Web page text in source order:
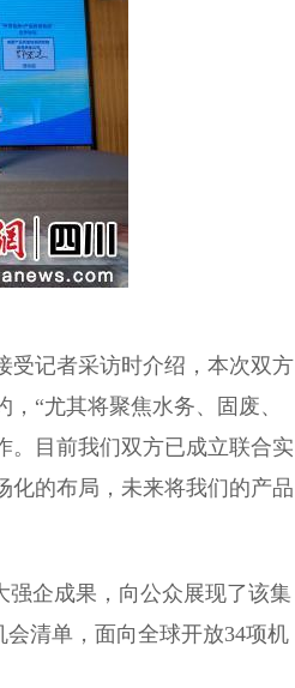
记者采访时介绍，本次双方
“尤其将聚焦水务、固废、
。目前我们双方已成立联合实
化的布局，未来将我们的产品
企成果，向公众展现了该集
清单，面向全球开放34项机